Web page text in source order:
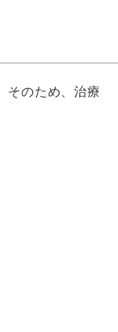
そのため、治療